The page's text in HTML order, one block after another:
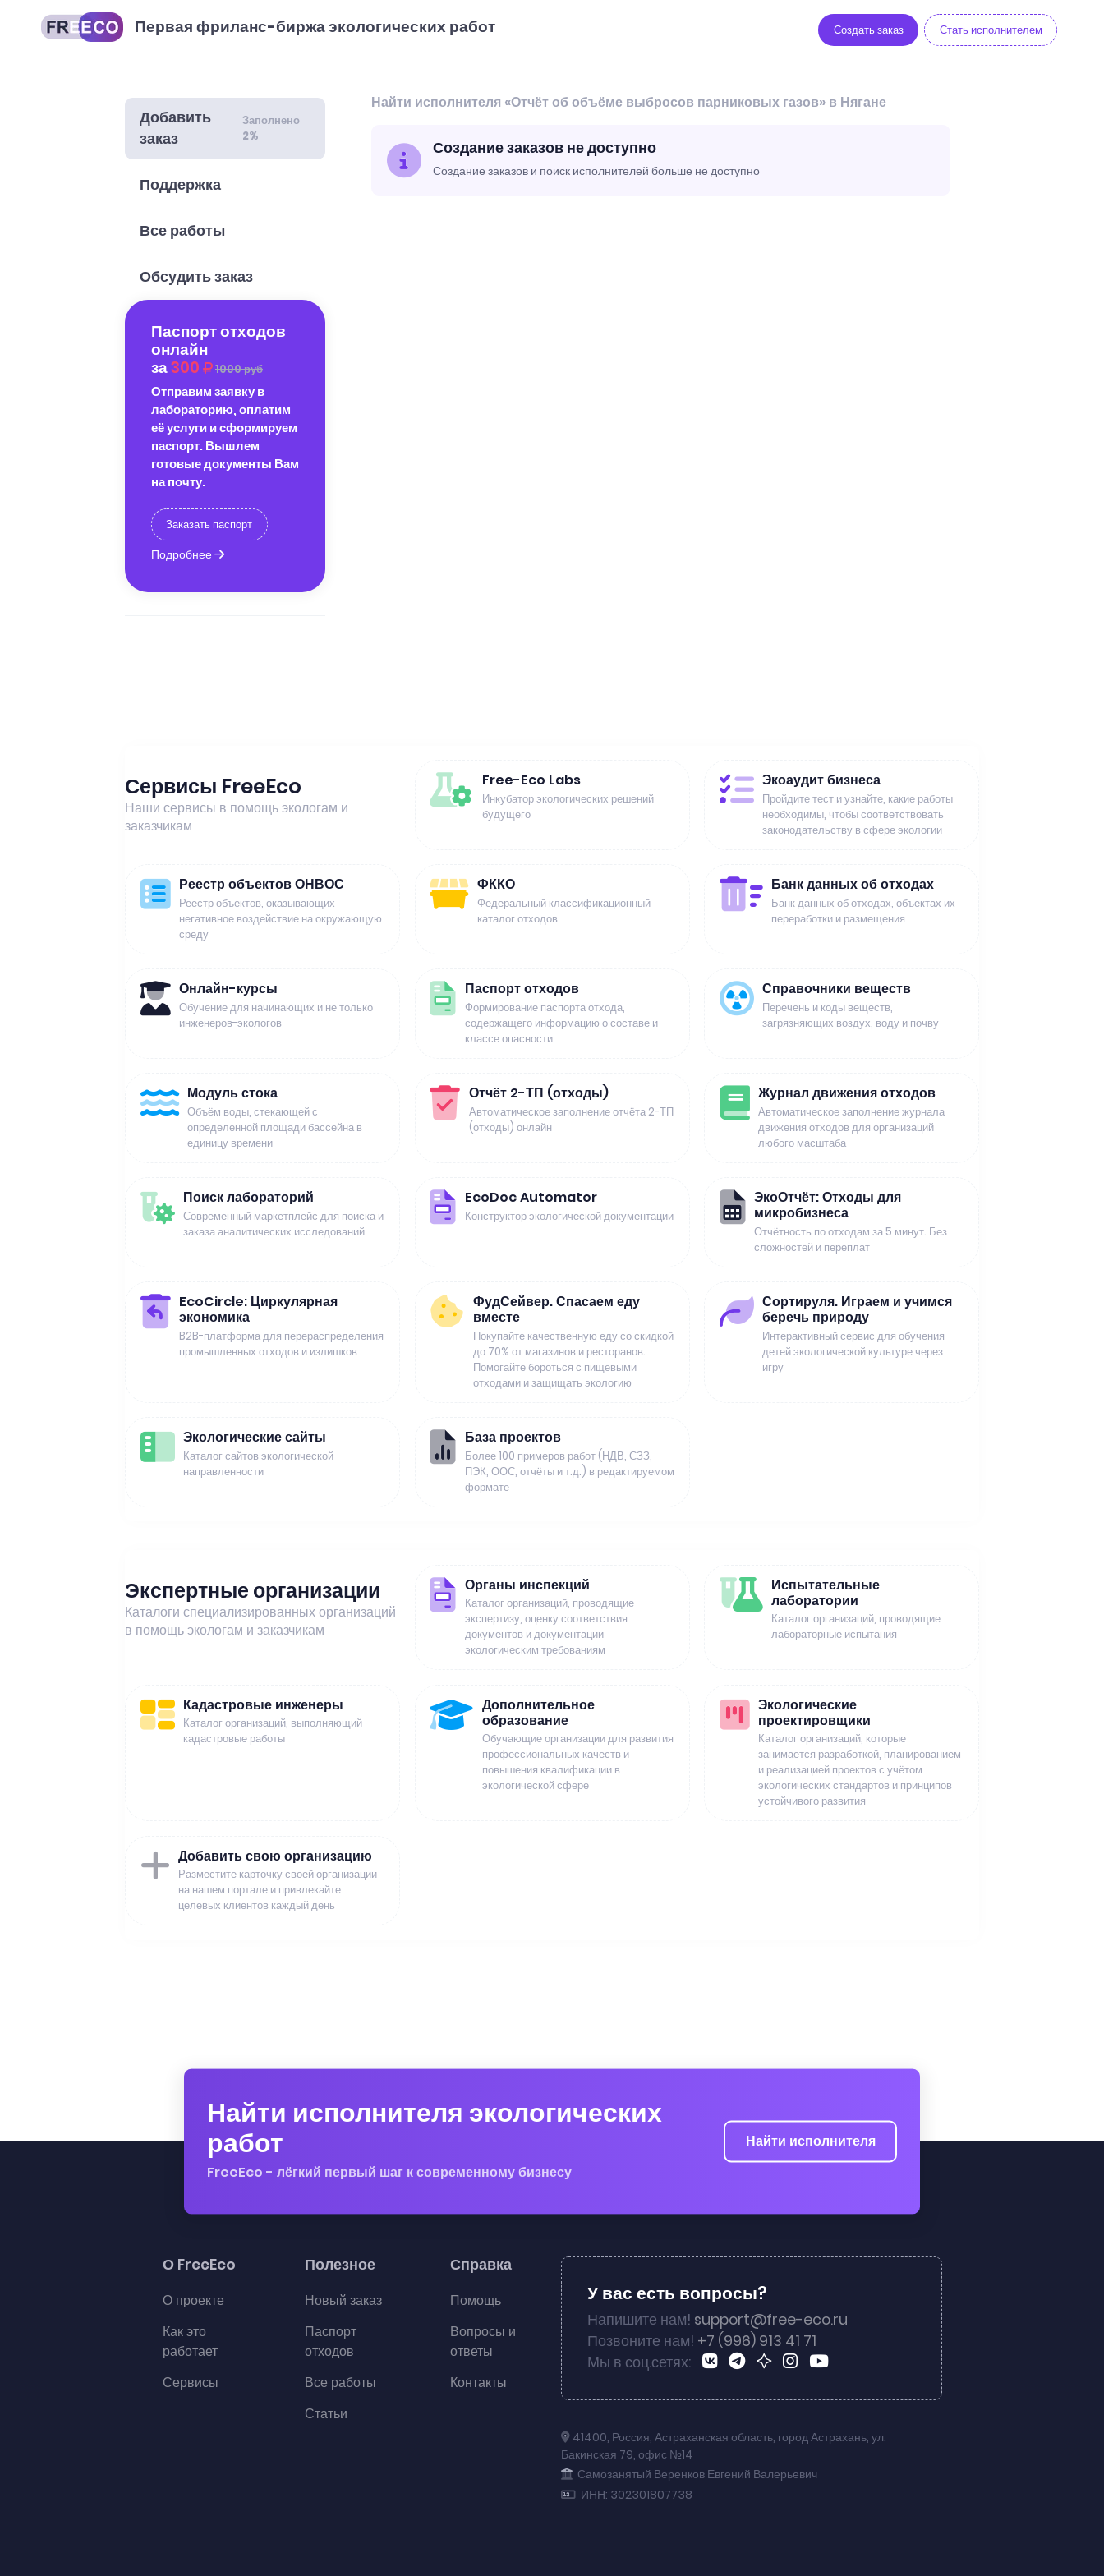
Первая фриланс-биржа экологических работ Создать заказ Стать исполнителем
Добавить
заказ
Заполнено
2%
Поддержка
Все работы
Обсудить заказ
Паспорт отходов
онлайн
за300 1000 руб
Отправим заявку в
лабораторию, оплатим
её услуги и сформируем
паспорт. Вышлем
готовые документы Вам
на почту.
Заказать паспорт
Подробнее
Найти исполнителя «Отчёт об объёме выбросов парниковых газов» в Нягане
Создание заказов не доступно
Создание заказов и поиск исполнителей больше не доступно
Сервисы FreeEco
Наши сервисы в помощь экологам и
заказчикам
Free-Eco Labs
Инкубатор экологических решений
будущего
Экоаудит бизнеса
Пройдите тест и узнайте, какие работы
необходимы, чтобы соответствовать
законодательству в сфере экологии
Реестр объектов ОНВОС
Реестр объектов, оказывающих
негативное воздействие на окружающую
среду
ФККО
Федеральный классификационный
каталог отходов
Банк данных об отходах
Банк данных об отходах, объектах их
переработки и размещения
Онлайн-курсы
Обучение для начинающих и не только
инженеров-экологов
Паспорт отходов
Формирование паспорта отхода,
содержащего информацию о составе и
классе опасности
Справочники веществ
Перечень и коды веществ,
загрязняющих воздух, воду и почву
Модуль стока
Объём воды, стекающей с
определенной площади бассейна в
единицу времени
Отчёт 2-ТП (отходы)
Автоматическое заполнение отчёта 2-ТП
(отходы) онлайн
Журнал движения отходов
Автоматическое заполнение журнала
движения отходов для организаций
любого масштаба
Поиск лабораторий
Современный маркетплейс для поиска и
заказа аналитических исследований
EcoDoc Automator
Конструктор экологической документации
ЭкоОтчёт: Отходы для
микробизнеса
Отчётность по отходам за 5 минут. Без
сложностей и переплат
EcoCircle: Циркулярная
экономика
B2B-платформа для перераспределения
промышленных отходов и излишков
ФудСейвер. Спасаем еду
вместе
Покупайте качественную еду со скидкой
до 70% от магазинов и ресторанов.
Помогайте бороться с пищевыми
отходами и защищать экологию
Сортируля. Играем и учимся
беречь природу
Интерактивный сервис для обучения
детей экологической культуре через
игру
Экологические сайты
Каталог сайтов экологической
направленности
База проектов
Более 100 примеров работ (НДВ, СЗЗ,
ПЭК, ООС, отчёты и т.д.) в редактируемом
формате
Экспертные организации
Каталоги специализированных организаций
в помощь экологам и заказчикам
Органы инспекций
Каталог организаций, проводящие
экспертизу, оценку соответствия
документов и документации
экологическим требованиям
Испытательные
лаборатории
Каталог организаций, проводящие
лабораторные испытания
Кадастровые инженеры
Каталог организаций, выполняющий
кадастровые работы
Дополнительное
образование
Обучающие организации для развития
профессиональных качеств и
повышения квалификации в
экологической сфере
Экологические
проектировщики
Каталог организаций, которые
занимается разработкой, планированием
и реализацией проектов с учётом
экологических стандартов и принципов
устойчивого развития
Добавить свою организацию
Разместите карточку своей организации
на нашем портале и привлекайте
целевых клиентов каждый день
Найти исполнителя экологических
работ
FreeEco - лёгкий первый шаг к современному бизнесу
Найти исполнителя
О FreeEco
О проекте
Как это
работает
Сервисы
Полезное
Новый заказ
Паспорт
отходов
Все работы
Статьи
Справка
Помощь
Вопросы и
ответы
Контакты
У вас есть вопросы?
Напишите нам! support@free-eco.ru
Позвоните нам! +7 (996) 913 41 71
Мы в соц.сетях:
41400, Россия, Астраханская область, город Астрахань, ул.
Бакинская 79, офис №14
Самозанятый Веренков Евгений Валерьевич
ИНН: 302301807738